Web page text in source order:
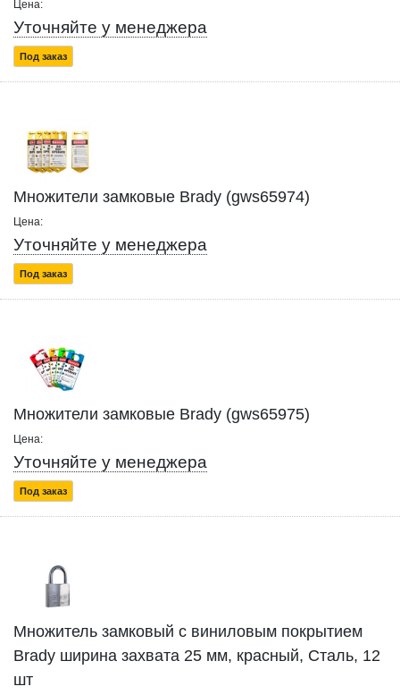
Цена:
Уточняйте у менеджера
Под заказ
Множители замковые Brady (gws65974)
Цена:
Уточняйте у менеджера
Под заказ
Множители замковые Brady (gws65975)
Цена:
Уточняйте у менеджера
Под заказ
Множитель замковый с виниловым покрытием
Brady ширина захвата 25 мм, красный, Сталь, 12
шт